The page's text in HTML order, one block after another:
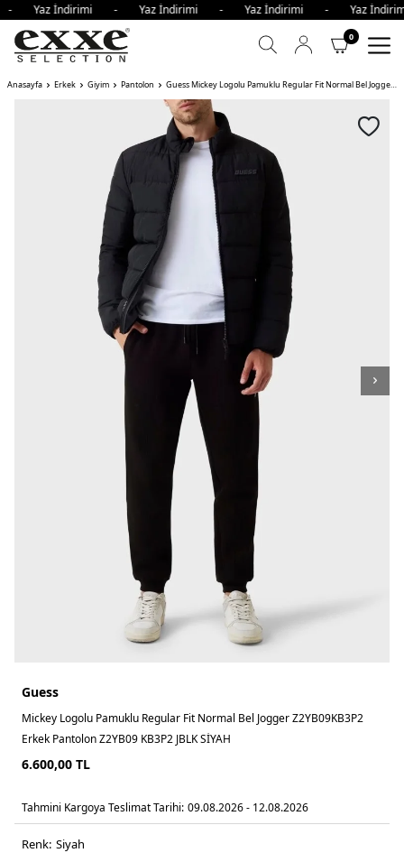
- Yaz İndirimi - Yaz İndirimi - Yaz İndirimi - Yaz
0
Anasayfa Erkek Giyim Pantolon Guess Mickey Logolu Pamuklu Regular Fit Normal Bel Jogger Erkek Pantolon JBLK
Guess
Mickey Logolu Pamuklu Regular Fit Normal Bel Jogger Z2YB09KB3P2
Erkek Pantolon Z2YB09 KB3P2 JBLK SİYAH
6.600,00 TL
Tahmini Kargoya Teslimat Tarihi: 09.08.2026 - 12.08.2026
Renk: si̇yah